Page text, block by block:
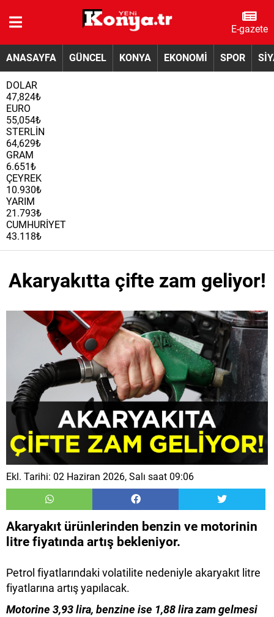
E-gazete
ANASAYFA GÜNCEL KONYA EKONOMİ SPOR
DOLAR
47,824₺
EURO
55,054₺
STERLİN
64,629₺
GRAM
6.651₺
ÇEYREK
10.930₺
YARIM
21.793₺
CUMHURİYET
43.118₺
Akaryakıtta çifte zam geliyor!
Ekl. Tarihi: 02 Haziran 2026, Salı saat 09:06
Akaryakıt ürünlerinden benzin ve motorinin
litre fiyatında artış bekleniyor.
Petrol fiyatlarındaki volatilite nedeniyle akaryakıt litre
fiyatlarına artış yapılacak.
Motorine 3,93 lira, benzine ise 1,88 lira zam gelmesi